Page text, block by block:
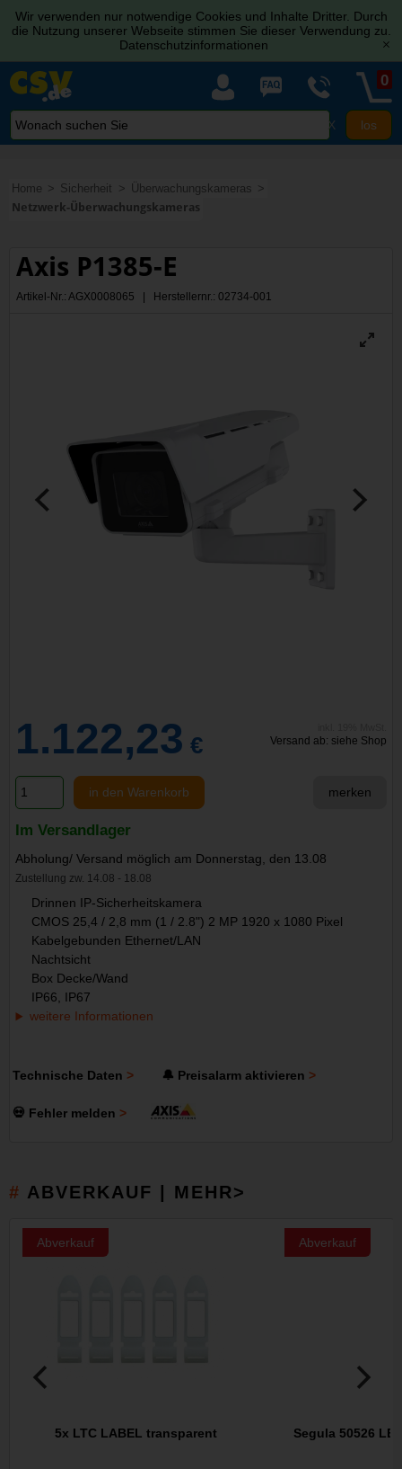
Wir verwenden nur notwendige Cookies und Inhalte Dritter. Durch
die Nutzung unserer Webseite stimmen Sie dieser Verwendung zu.
Datenschutzinformationen
[x]
X
0
Home Sicherheit
Überwachungskameras
Netzwerk-Überwachungskameras
Axis P1385-E
Artikel-Nr.: AGX0008065 | Herstellernr.: 02734-001
1.122,23 € Versand ab: siehe Shop
in den Warenkorb merken
Im Versandlager
Abholung/ Versand möglich am Donnerstag, den 13.08
Zustellung zw. 14.08 - 18.08
Drinnen IP-Sicherheitskamera
CMOS 25,4 / 2,8 mm (1 / 2.8") 2 MP 1920 x 1080 Pixel
Kabelgebunden Ethernet/LAN
Nachtsicht
Box Decke/Wand
IP66, IP67
weitere Informationen
Technische Daten 🔔 Preisalarm aktivieren
💀 Fehler melden
ABVERKAUF | MEHR>
Abverkauf
5x LTC LABEL transparent
Abverkauf
Segula 50526